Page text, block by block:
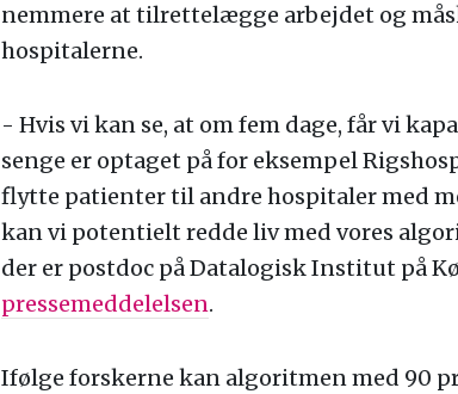
nemmere at tilrettelægge arbejdet og
hospitalerne.
- Hvis vi kan se, at om fem dage, får vi
senge er optaget på for eksempel
flytte patienter til andre hospitaler med
kan vi potentielt redde liv med vores
der er postdoc på Datalogisk Institut på
pressemeddelelsen.
Ifølge forskerne kan algoritmen med 90